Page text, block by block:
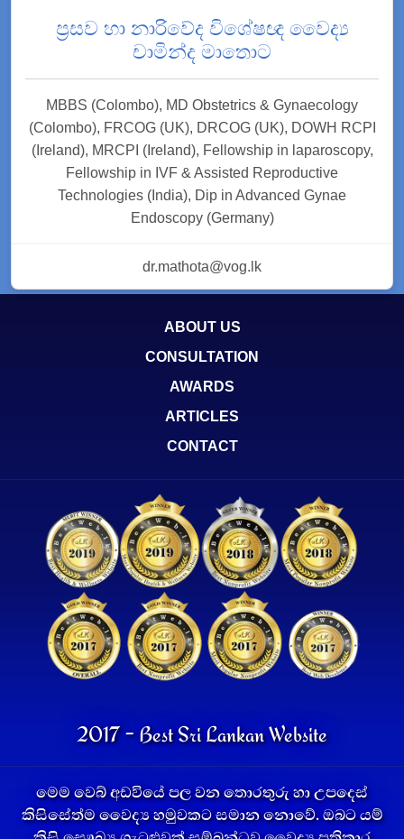
ප්‍රසව හා නාරිවේද විශේෂඥ වෛද්‍ය
චාමින්ද මාතොට
MBBS (Colombo), MD Obstetrics & Gynaecology
(Colombo), FRCOG (UK), DRCOG (UK), DOWH RCPI
(Ireland), MRCPI (Ireland), Fellowship in laparoscopy,
Fellowship in IVF & Assisted Reproductive
Technologies (India), Dip in Advanced Gynae
Endoscopy (Germany)
dr.mathota@vog.lk
ABOUT US
CONSULTATION
AWARDS
ARTICLES
CONTACT
2017 - Best Sri Lankan Website
මෙම වෙබ් අඩවියේ පල වන තොරතුරු හා උපදෙස්
කිසිසේත්ම වෛද්‍ය හමුවකට සමාන නොවේ. ඔබට යම්